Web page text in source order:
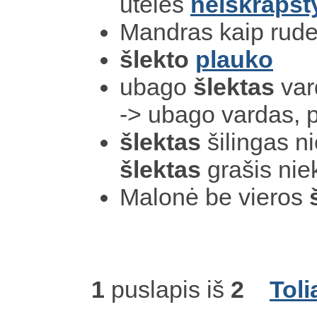
Mandras kaip
šlekto plauko
ubago šlektas
-> ubago vardas,
šlektas šilingas
šlektas grašis
Malonė be vieros
1 puslapis iš 2